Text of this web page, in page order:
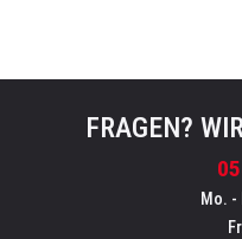
FRAGEN?
Mo. -